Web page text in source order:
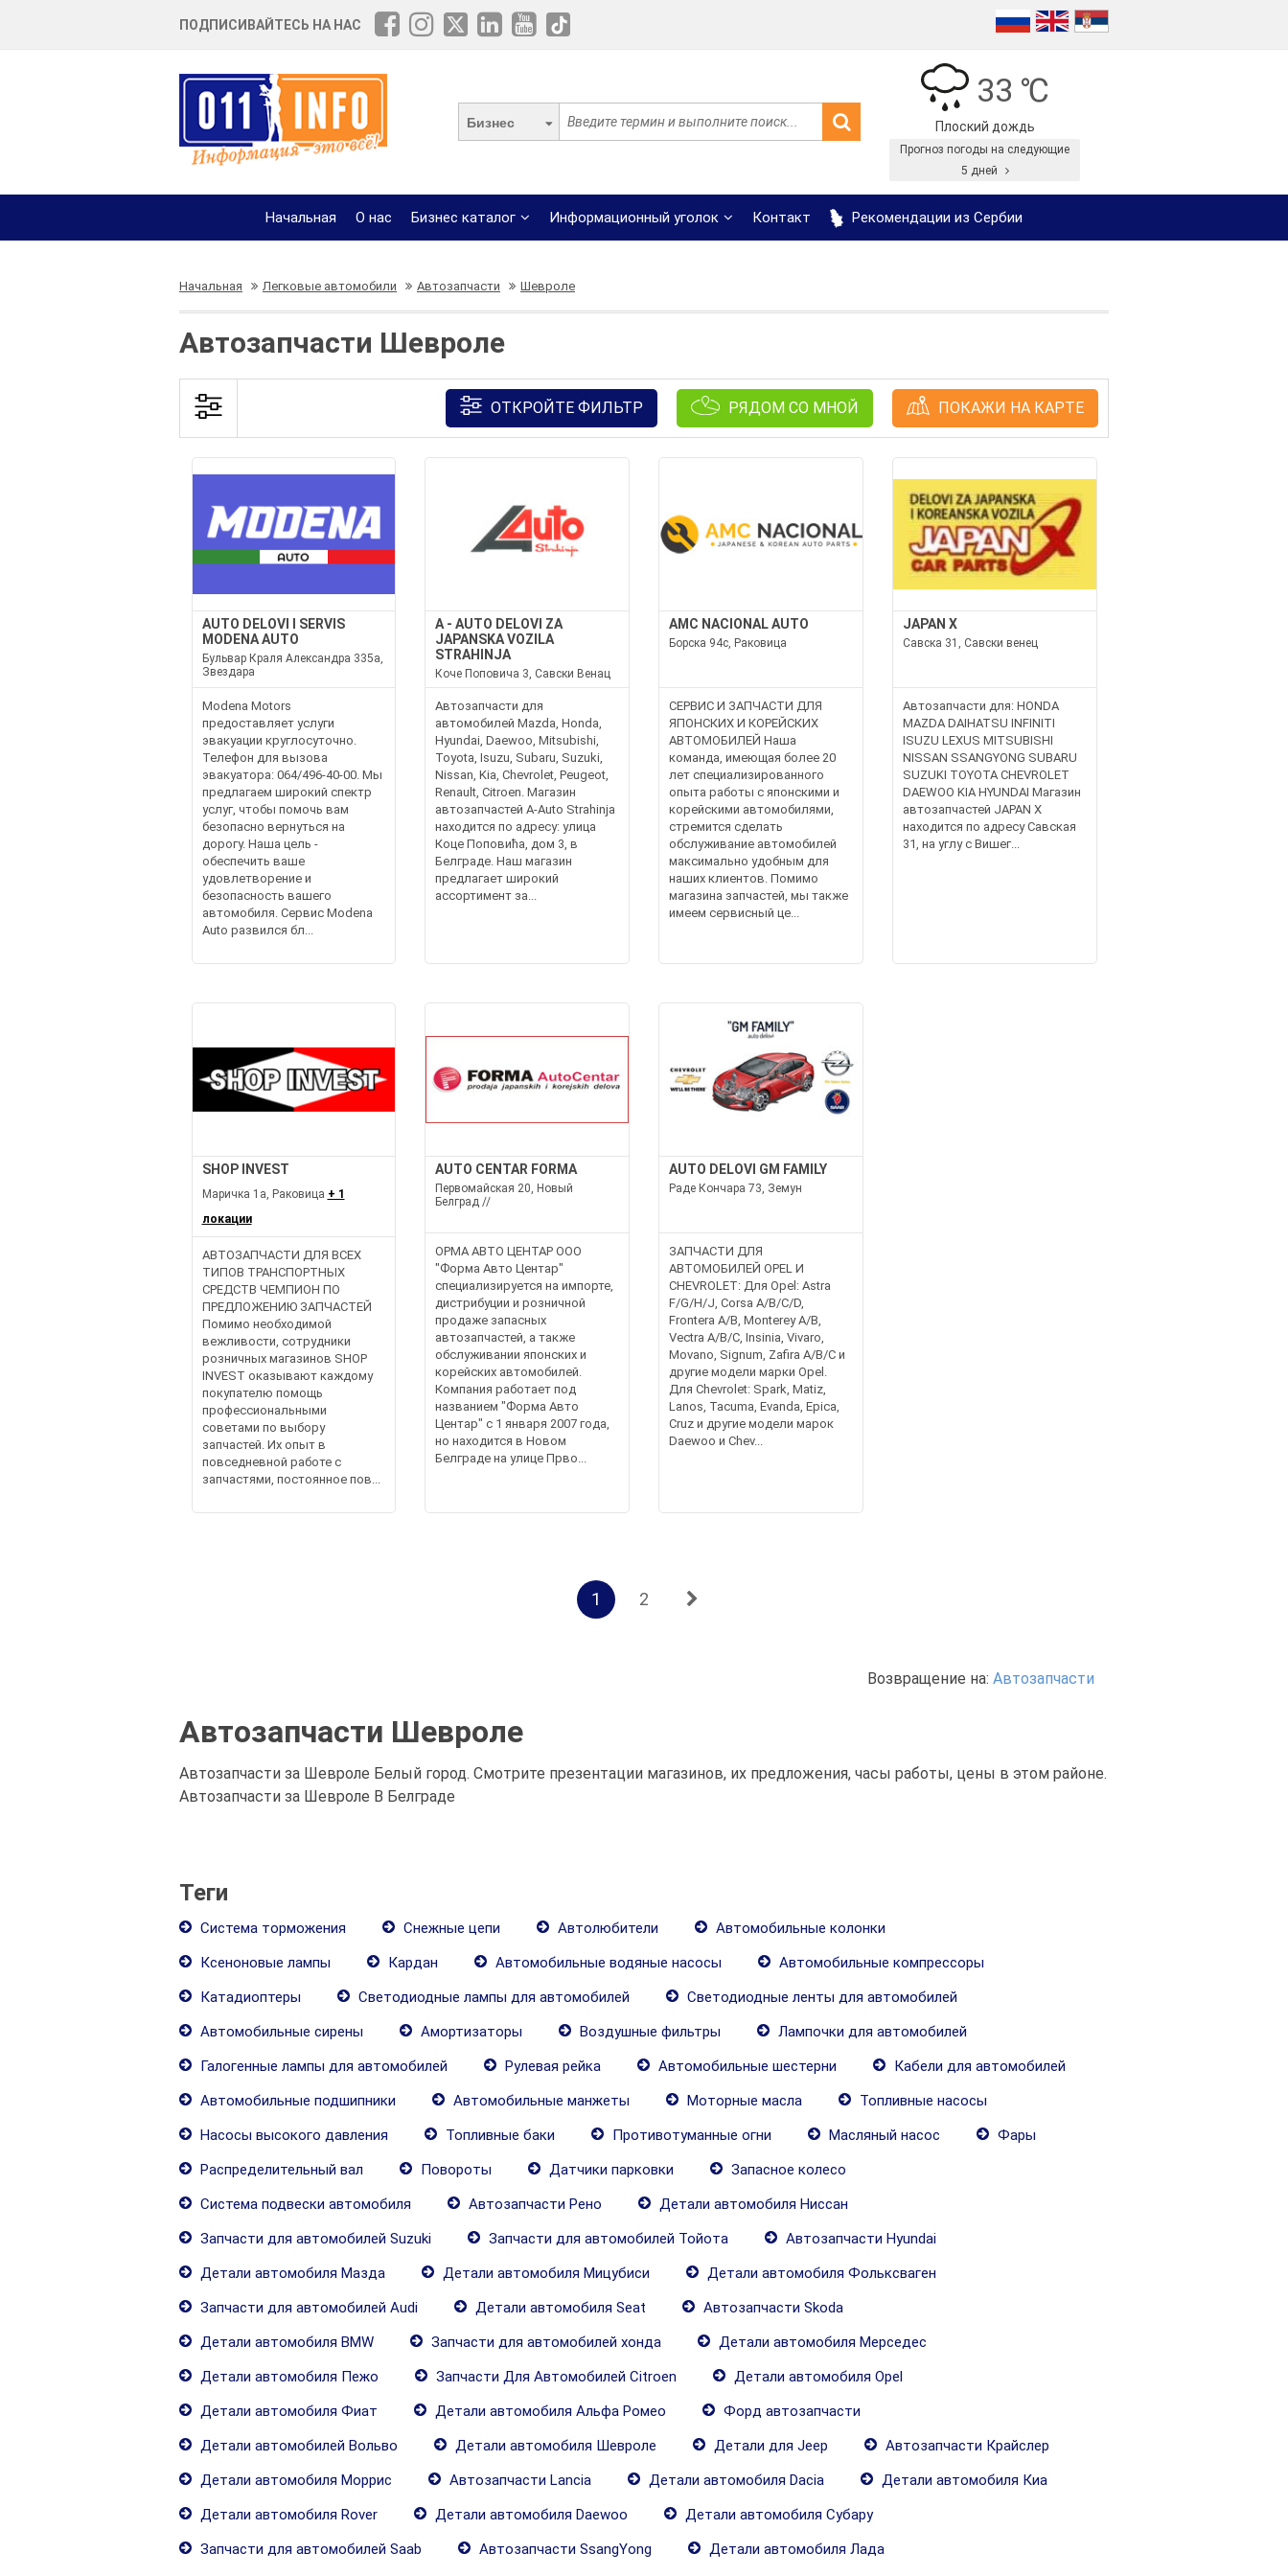
ПОДПИСИВАЙТЕСЬ НА НАС
Бизнес
33 ℃
Плоский дождь
Прогноз погоды на следующие
5 дней
Начальная О нас Бизнес каталог Информационный уголок Контакт Рекомендации из Сербии
Начальная Легковые автомобили Автозапчасти Шевроле
Автозапчасти Шевроле
ОТКРОЙТЕ ФИЛЬТР РЯДОМ СО МНОЙ ПОКАЖИ НА КАРТЕ
AUTO DELOVI I SERVIS
MODENA AUTO
Бульвар Краля Александра 335а,
Звездара
Modena Motors
предоставляет услуги
эвакуации круглосуточно.
Телефон для вызова
эвакуатора: 064/496-40-00. Мы
предлагаем широкий спектр
услуг, чтобы помочь вам
безопасно вернуться на
дорогу. Наша цель -
обеспечить ваше
удовлетворение и
безопасность вашего
автомобиля. Сервис Modena
Auto развился бл...
A - AUTO DELOVI ZA
JAPANSKA VOZILA
STRAHINJA
Коче Поповича 3, Савски Венац
Автозапчасти для
автомобилей Mazda, Honda,
Hyundai, Daewoo, Mitsubishi,
Toyota, Isuzu, Subaru, Suzuki,
Nissan, Kia, Chevrolet, Peugeot,
Renault, Citroen. Магазин
автозапчастей A-Auto Strahinja
находится по адресу: улица
Коце Поповића, дом 3, в
Белграде. Наш магазин
предлагает широкий
ассортимент за...
AMC NACIONAL AUTO
Борска 94с, Раковица
СЕРВИС И ЗАПЧАСТИ ДЛЯ
ЯПОНСКИХ И КОРЕЙСКИХ
АВТОМОБИЛЕЙ Наша
команда, имеющая более 20
лет специализированного
опыта работы с японскими и
корейскими автомобилями,
стремится сделать
обслуживание автомобилей
максимально удобным для
наших клиентов. Помимо
магазина запчастей, мы также
имеем сервисный це...
JAPAN X
Савска 31, Савски венец
Автозапчасти для: HONDA
MAZDA DAIHATSU INFINITI
ISUZU LEXUS MITSUBISHI
NISSAN SSANGYONG SUBARU
SUZUKI TOYOTA CHEVROLET
DAEWOO KIA HYUNDAI Магазин
автозапчастей JAPAN X
находится по адресу Савская
31, на углу с Вишег...
SHOP INVEST
Маричка 1а, Раковица + 1
локации
АВТОЗАПЧАСТИ ДЛЯ ВСЕХ
ТИПОВ ТРАНСПОРТНЫХ
СРЕДСТВ ЧЕМПИОН ПО
ПРЕДЛОЖЕНИЮ ЗАПЧАСТЕЙ
Помимо необходимой
вежливости, сотрудники
розничных магазинов SHOP
INVEST оказывают каждому
покупателю помощь
профессиональными
советами по выбору
запчастей. Их опыт в
повседневной работе с
запчастями, постоянное пов...
AUTO CENTAR FORMA
Первомайская 20, Новый
Белград //
ОРМА АВТО ЦЕНТАР ООО
"Форма Авто Центар"
специализируется на импорте,
дистрибуции и розничной
продаже запасных
автозапчастей, а также
обслуживании японских и
корейских автомобилей.
Компания работает под
названием "Форма Авто
Центар" с 1 января 2007 года,
но находится в Новом
Белграде на улице Прво...
AUTO DELOVI GM FAMILY
Раде Кончара 73, Земун
ЗАПЧАСТИ ДЛЯ
АВТОМОБИЛЕЙ OPEL И
CHEVROLET: Для Opel: Astra
F/G/H/J, Corsa A/B/C/D,
Frontera A/B, Monterey A/B,
Vectra A/B/C, Insinia, Vivaro,
Movano, Signum, Zafira A/B/C и
другие модели марки Opel.
Для Chevrolet: Spark, Matiz,
Lanos, Tacuma, Evanda, Epica,
Cruz и другие модели марок
Daewoo и Chev...
1 2
Возвращение на: Автозапчасти
Автозапчасти Шевроле
Автозапчасти за Шевроле Белый город. Смотрите презентации магазинов, их предложения, часы работы, цены в этом районе.
Автозапчасти за Шевроле В Белграде
Теги
Система торможения Снежные цепи Автолюбители
Автомобильные колонки
Ксеноновые лампы
Кардан Автомобильные водяные насосы
Автомобильные компрессоры
Катадиоптеры
Светодиодные лампы для автомобилей
Светодиодные ленты для автомобилей
Автомобильные сирены
Амортизаторы Воздушные фильтры
Лампочки для автомобилей
Галогенные лампы для автомобилей
Рулевая рейка Автомобильные шестерни
Кабели для автомобилей
Автомобильные подшипники
Автомобильные манжеты Моторные масла
Топливные насосы
Насосы высокого давления
Топливные баки Противотуманные огни Масляный насос
Фары
Распределительный вал
Повороты Датчики парковки
Запасное колесо
Система подвески автомобиля
Автозапчасти Рено
Детали автомобиля Ниссан
Запчасти для автомобилей Suzuki
Запчасти для автомобилей Тойота
Автозапчасти Hyundai
Детали автомобиля Мазда
Детали автомобиля Мицубиси
Детали автомобиля Фольксваген
Запчасти для автомобилей Audi
Детали автомобиля Seat
Автозапчасти Skoda
Детали автомобиля BMW
Запчасти для автомобилей хонда
Детали автомобиля Мерседес
Детали автомобиля Пежо
Запчасти Для Автомобилей Citroen
Детали автомобиля Opel
Детали автомобиля Фиат
Детали автомобиля Альфа Ромео
Форд автозапчасти
Детали автомобилей Вольво
Детали автомобиля Шевроле Детали для Jeep
Автозапчасти Крайслер
Детали автомобиля Моррис
Автозапчасти Lancia Детали автомобиля Dacia
Детали автомобиля Киа
Детали автомобиля Rover
Детали автомобиля Daewoo
Детали автомобиля Субару
Запчасти для автомобилей Saab
Автозапчасти SsangYong
Детали автомобиля Лада